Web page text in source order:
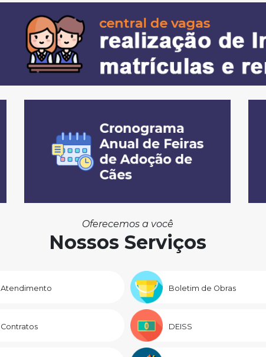
Oferecemos a você
Nossos Serviços
Atendimento Boletim de Obras
Contratos DEISS